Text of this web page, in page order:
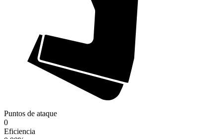
Puntos de ataque
0
Eficiencia